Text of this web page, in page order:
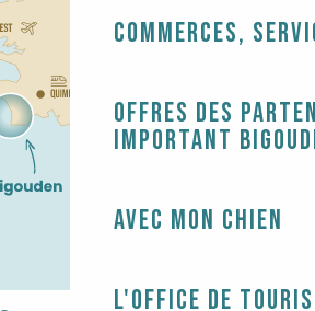
Commerces,
Offres des
Important
Avec mon chien
L'Office de